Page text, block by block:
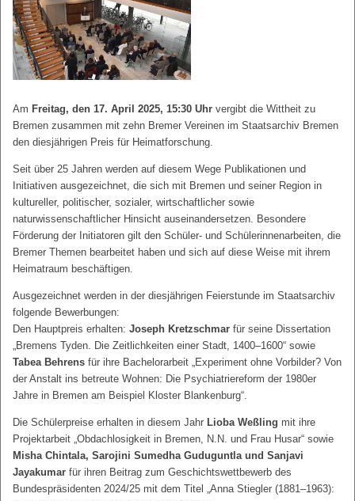
Am Freitag, den 17. April 2025, 15:30 Uhr vergibt die Wittheit zu
Bremen zusammen mit zehn Bremer Vereinen im Staatsarchiv Bremen
den diesjährigen Preis für Heimatforschung.
Seit über 25 Jahren werden auf diesem Wege Publikationen und
Initiativen ausgezeichnet, die sich mit Bremen und seiner Region in
kultureller, politischer, sozialer, wirtschaftlicher sowie
naturwissenschaftlicher Hinsicht auseinandersetzen. Besondere
Förderung der Initiatoren gilt den Schüler- und Schülerinnenarbeiten, die
Bremer Themen bearbeitet haben und sich auf diese Weise mit ihrem
Heimatraum beschäftigen.
Ausgezeichnet werden in der diesjährigen Feierstunde im Staatsarchiv
folgende Bewerbungen:
Den Hauptpreis erhalten: Joseph Kretzschmar für seine Dissertation
„Bremens Tyden. Die Zeitlichkeiten einer Stadt, 1400–1600“ sowie
Tabea Behrens für ihre Bachelorarbeit „Experiment ohne Vorbilder? Von
der Anstalt ins betreute Wohnen: Die Psychiatriereform der 1980er
Jahre in Bremen am Beispiel Kloster Blankenburg“.
Die Schülerpreise erhalten in diesem Jahr Lioba Weßling mit ihre
Projektarbeit „Obdachlosigkeit in Bremen, N.N. und Frau Husar“ sowie
Misha Chintala, Sarojini Sumedha Guduguntla und Sanjavi
Jayakumar für ihren Beitrag zum Geschichtswettbewerb des
Bundespräsidenten 2024/25 mit dem Titel „Anna Stiegler (1881–1963):